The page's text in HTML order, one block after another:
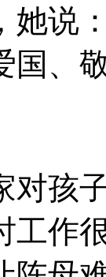
她说
国、
孩子
工作